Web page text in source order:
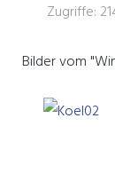
Zugriffe:
Bilder vom